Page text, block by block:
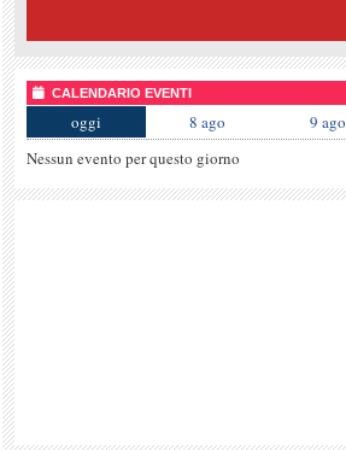
CALENDARIO EVENTI
oggi 8 ago
9 ago
Nessun evento per questo giorno